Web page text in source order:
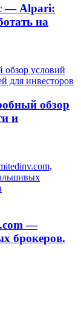
— Alpari:
на
обзор
и
—
брокеров.